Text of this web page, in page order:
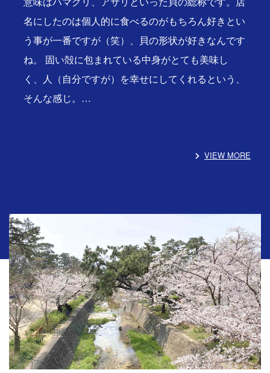
名にしたのは個人的に食べるのがもちろん好きとい
う事が一番ですが（笑）、貝の形状が好きなんです
ね。 固い殻に包まれている中身がとても美味し
く、人（自分ですが）を幸せにしてくれるという、
そんな感じ。…
VIEW MORE